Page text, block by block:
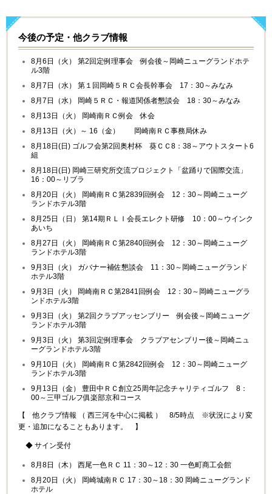
今後の予定・他クラブ情報
8月6日（火） 第2回定例理事会 例会後～岡崎ニューグランドホテ
ル3階
8月7日（水） 第１回岡崎５ＲＣ会長幹事会 17：30～みなみ
8月7日（水） 岡崎５ＲＣ・報道関係者懇談会 18：30～みなみ
8月13日（火） 岡崎南ＲＣ例会 休会
8月13日（火）～ 16（金） 岡崎南ＲＣ事務局休み
8月18日(日) ゴルフ会第2回奥村杯 葵ＣＣ8：38～アウトスタート6
組
8月18日(日) 岡崎三研究所交流プロジェクト「盆踊りで国際交流」
16：00～リブラ
8月20日（火） 岡崎南ＲＣ第2839回例会 12：30～岡崎ニューグ
ランドホテル3階
8月25日（日） 第14期ＲＬＩ会長エレクト研修 10：00～ウインク
あいち
8月27日（火） 岡崎南ＲＣ第2840回例会 12：30～岡崎ニューグ
ランドホテル3階
9月3日（火） ガバナー補佐懇談会 11：30～岡崎ニューグランド
ホテル3階
9月3日（火） 岡崎南ＲＣ第2841回例会 12：30～岡崎ニューグラ
ンドホテル3階
9月3日（火） 第2回クラブアッセンブリー 例会後～岡崎ニューグ
ランドホテル3階
9月3日（火） 第3回定例理事会 クラブアセンブリー後～岡崎ニュ
ーグランドホテル3階
9月10日（火） 岡崎南ＲＣ第2842回例会 12：30～岡崎ニューグ
ランドホテル3階
9月13日（金） 豊田中ＲＣ創立25周年記念チャリティゴルフ 8：
00～三甲ゴルフ俱楽部京和コース
【 他クラブ情報 （ 西三河を中心に掲載 ） 8/5時点 ※状況により変
更・追加になることもあります。 】
◆ サイン受付
8月8日（木） 西尾一色ＲＣ 11：30～12：30 一色町商工会館
8月20日（火） 岡崎城南ＲＣ 17：30～18：30 岡崎ニューグランド
ホテル